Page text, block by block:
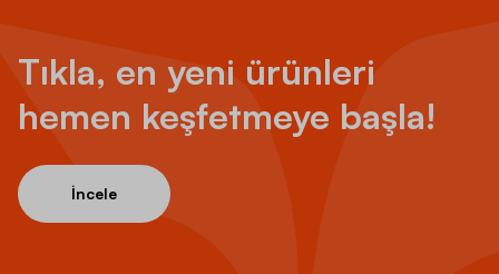
Tıkla, en yeni ürünleri
hemen keşfetmeye başla!
İncele